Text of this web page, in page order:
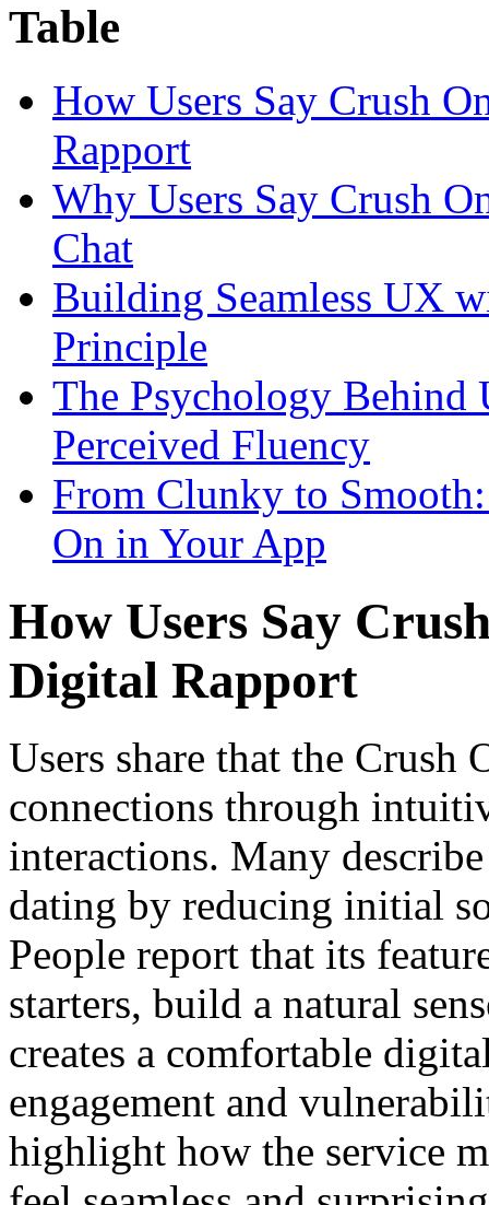
Table
How Users Say Crush
Rapport
Why Users Say Crush
Chat
Building Seamless UX
Principle
The Psychology Behind
Perceived Fluency
From Clunky to
On in Your App
How Users Say
Digital Rapport
Users share that the Crush
connections through
interactions. Many
dating by reducing initial
People report that its
starters, build a natural
creates a comfortable
engagement and
highlight how the service